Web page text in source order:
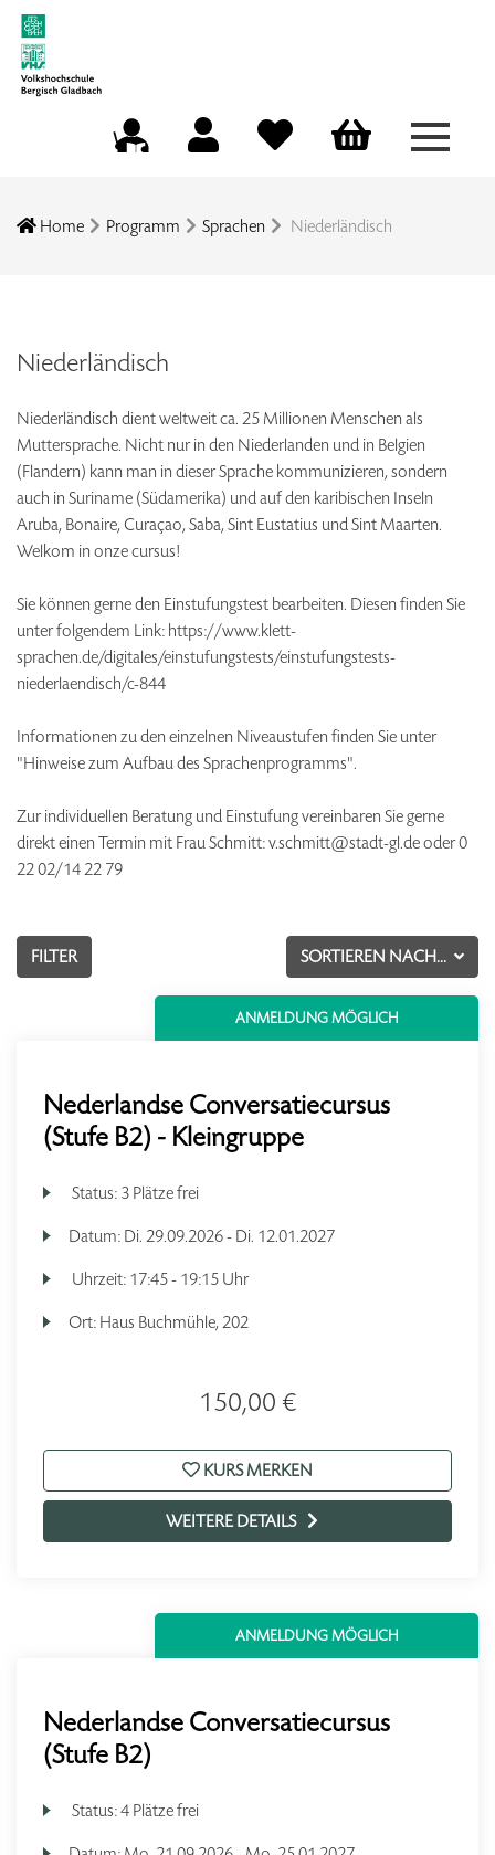
Menü
Home Programm Sprachen Niederländisch
Niederländisch
Niederländisch dient weltweit ca. 25 Millionen Menschen als
Muttersprache. Nicht nur in den Niederlanden und in Belgien
(Flandern) kann man in dieser Sprache kommunizieren, sondern
auch in Suriname (Südamerika) und auf den karibischen Inseln
Aruba, Bonaire, Curaçao, Saba, Sint Eustatius und Sint Maarten.
Welkom in onze cursus!
Sie können gerne den Einstufungstest bearbeiten. Diesen finden Sie
unter folgendem Link: https://www.klett-
sprachen.de/digitales/einstufungstests/einstufungstests-
niederlaendisch/c-844
Informationen zu den einzelnen Niveaustufen finden Sie unter
"Hinweise zum Aufbau des Sprachenprogramms".
Zur individuellen Beratung und Einstufung vereinbaren Sie gerne
direkt einen Termin mit Frau Schmitt: v.schmitt@stadt-gl.de oder 0
22 02/14 22 79
SORTIEREN NACH...
FILTER
ANMELDUNG MÖGLICH
Nederlandse Conversatiecursus
(Stufe B2) - Kleingruppe
Status: 3 Plätze frei
Datum: Di. 29.09.2026 - Di. 12.01.2027
Uhrzeit: 17:45 - 19:15 Uhr
Ort: Haus Buchmühle, 202
150,00 €
KURS MERKEN
WEITERE DETAILS
ANMELDUNG MÖGLICH
Nederlandse Conversatiecursus
(Stufe B2)
Status:4 Plätze frei